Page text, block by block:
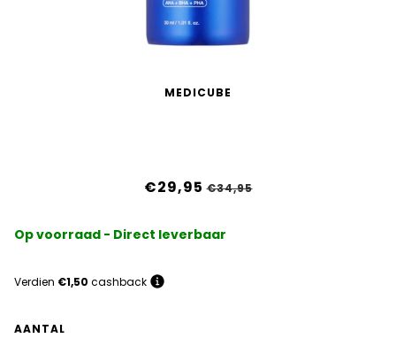
MEDICUBE
7500
€29,95 €34,95
Op voorraad - Direct leverbaar
Verdien €1,50 cashback
AANTAL